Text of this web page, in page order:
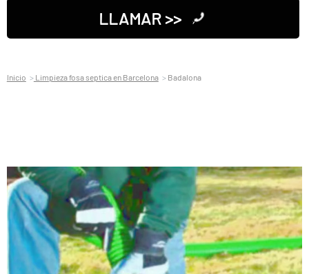
LLAMAR >>
Inicio Limpieza fosa septica en Barcelona Badalona